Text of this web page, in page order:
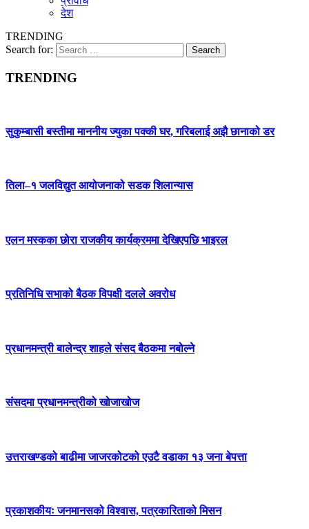
देश
TRENDING
Search for:
TRENDING
सुकुम्बासी बस्तीमा माननीय ज्युका पक्की घर, गरिबलाई अझै छानाको डर
तिला–१ जलविद्युत आयोजनाको सडक शिलान्यास
एलन मस्कका छोरा राजकीय कार्यक्रममा देखिएपछि भाइरल
प्रतिनिधि सभाको बैठक विपक्षी दलले अवरोध
प्रधानमन्त्री बालेन्द्र शाहले संसद बैठकमा नबोल्ने
संसदमा प्रधानमन्त्रीको खोजाखोज
उत्तराखण्डको बाढीमा जाजरकोटको एउटै वडाका १३ जना बेपत्ता
प्रकाशकीयः जनमानसको विश्वास, पत्रकारिताको मिसन